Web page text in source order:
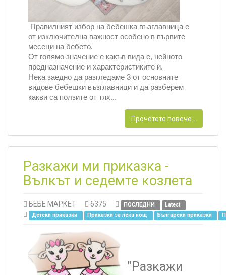
Правилният избор на бебешка възглавница е
от изключителна важност особено в първите
месеци на бебето.
От голямо значение е какъв вида е, нейното
предназначение и характеристиките ѝ.
Нека заедно да разгледаме 3 от основните
видове бебешки възглавници и да разберем
какви са ползите от тях...
Прочетете повече...
Разкажи ми приказка -
Вълкът и седемте козлета
БЕБЕ МАРКЕТ 6375 ПОСЛЕДНИ
Latest
Детски приказки
Приказки за лека нощ Български приказки
"Разкажи